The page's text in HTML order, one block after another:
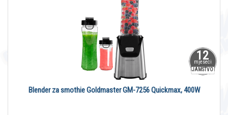
12
mjeseci
JAMSTVO
Blender za smothie Goldmaster GM-7256 Quickmax, 400W